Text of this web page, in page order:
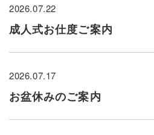
2026.07.22
成人式お仕度ご案内
2026.07.17
お盆休みのご案内